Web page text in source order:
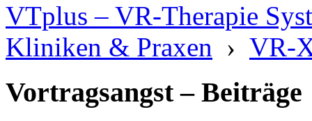
VTplus – VR-Therapie
Kliniken & Praxen › VR-
Vortragsangst – Beiträge